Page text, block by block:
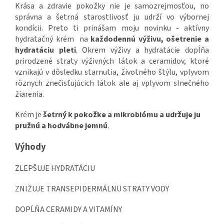
Krása a zdravie pokožky nie je samozrejmosťou, no
správna a šetrná starostlivosť ju udrží vo výbornej
kondícii. Preto ti prinášam moju novinku - aktívny
hydratačný krém na každodennú výživu, ošetrenie a
hydratáciu pleti. Okrem výživy a hydratácie dopĺňa
prirodzené straty výživných látok a ceramidov, ktoré
vznikajú v dôsledku starnutia, životného štýlu, vplyvom
rôznych znečisťujúcich látok ale aj vplyvom slnečného
žiarenia.
Krém ješetrný k pokožke a mikrobiómu a udržuje ju
pružnú a hodvábne jemnú.
Výhody
ZLEPŠUJE HYDRATÁCIU
ZNIŽUJE TRANSEPIDERMÁLNU STRATY VODY
DOPĹŇA CERAMIDY A VITAMÍNY